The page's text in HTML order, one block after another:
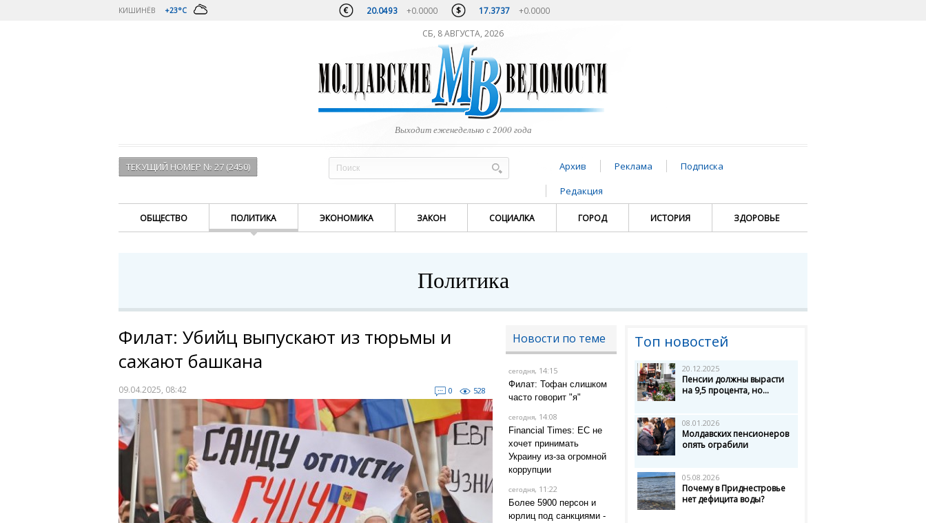
КИШИНЁВ +23°C 20.0493 +0.0000 17.3737 +0.0000
СБ, 8 АВГУСТА, 2026
Выходит еженедельно с 2000 года
ТЕКУЩИЙ НОМЕР № 27 (2450) Архив Реклама
Подписка
Редакция
ОБЩЕСТВО ПОЛИТИКА ЭКОНОМИКА ЗАКОН СОЦИАЛКА ГОРОД ИСТОРИЯ ЗДОРОВЬЕ
Политика
Филат: Убийц выпускают из тюрьмы и
сажают башкана
09.04.2025, 08:42 0 528
Новости по теме
сегодня, 14:15
Филат: Тофан слишком
часто говорит "я"
сегодня, 14:08
Financial Times: ЕС не
хочет принимать
Украину из-за огромной
коррупции
сегодня, 11:22
Более 5900 персон и
юрлиц под санкциями -
Топ новостей
20.12.2025
Пенсии должны вырасти
на 9,5 процента, но...
08.01.2026
Молдавских пенсионеров
опять ограбили
05.08.2026
Почему в Приднестровье
нет дефицита воды?